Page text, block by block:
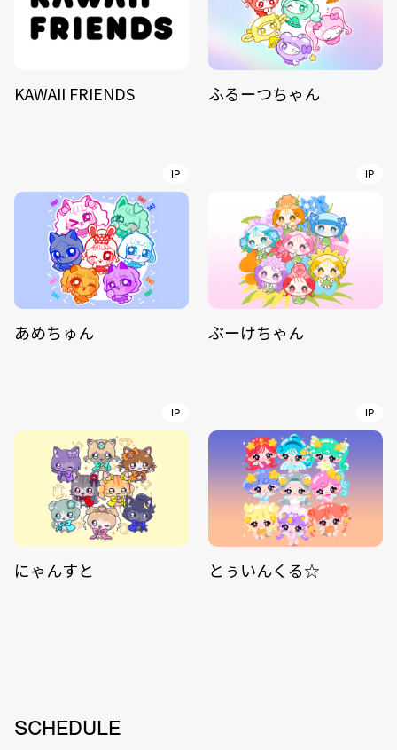
KAWAII FRIENDS ふるーつちゃん
IP
あめちゅん
IP
ぶーけちゃん
IP
にゃんすと
IP
とぅいんくる☆
SCHEDULE